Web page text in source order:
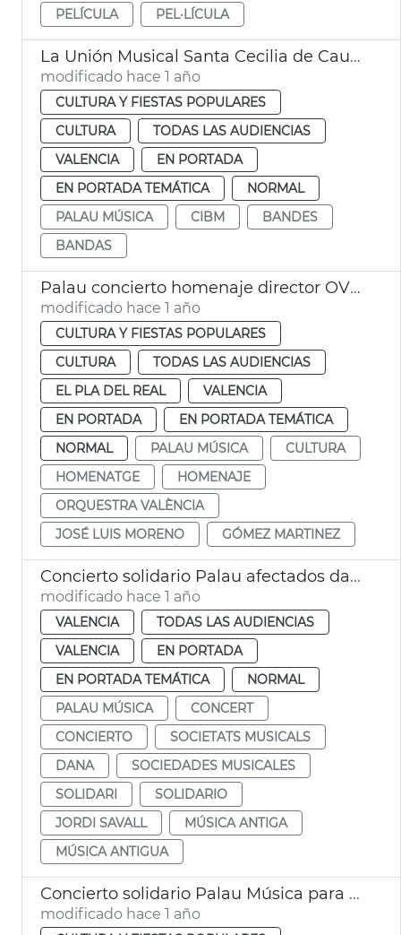
PELÍCULA PEL·LÍCULA
La Unión Musical Santa Cecilia de Caudete, ganadora sección segunda Certamen Internacional Bandas Ciudad de València
modificado hace 1 año
CULTURA Y FIESTAS POPULARES
CULTURA
TODAS LAS AUDIENCIAS
VALENCIA
EN PORTADA
EN PORTADA TEMÁTICA
NORMAL
PALAU MÚSICA
CIBM
BANDES
BANDAS
Palau concierto homenaje director OV Gómez-Martínez
modificado hace 1 año
CULTURA Y FIESTAS POPULARES
CULTURA
TODAS LAS AUDIENCIAS
EL PLA DEL REAL
VALENCIA
EN PORTADA
EN PORTADA TEMÁTICA
NORMAL
PALAU MÚSICA
CULTURA
HOMENATGE
HOMENAJE
ORQUESTRA VALÈNCIA
JOSÉ LUIS MORENO
GÓMEZ MARTINEZ
Concierto solidario Palau afectados dana y sociedades musicales
modificado hace 1 año
VALENCIA
TODAS LAS AUDIENCIAS
VALENCIA
EN PORTADA
EN PORTADA TEMÁTICA
NORMAL
PALAU MÚSICA
CONCERT
CONCIERTO
SOCIETATS MUSICALS
DANA
SOCIEDADES MUSICALES
SOLIDARI
SOLIDARIO
JORDI SAVALL
MÚSICA ANTIGA
MÚSICA ANTIGUA
Concierto solidario Palau Música para sociedades musicales y personas afectadas dana
modificado hace 1 año